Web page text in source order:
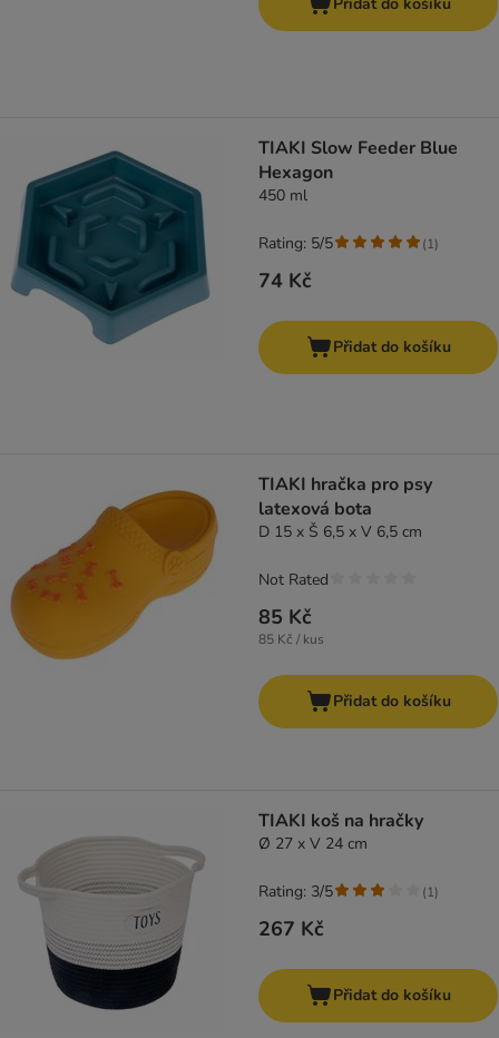
TIAKI Slow Feeder Blue
Hexagon
450 ml
74 Kč
Rating: 5/5 (1)
Přidat do košíku
TIAKI hračka pro psy
latexová bota
D 15 x Š 6,5 x V 6,5 cm
85 Kč
85 Kč / kus
Not Rated
Přidat do košíku
TIAKI koš na hračky
Ø 27 x V 24 cm
267 Kč
Rating: 3/5 (1)
Přidat do košíku